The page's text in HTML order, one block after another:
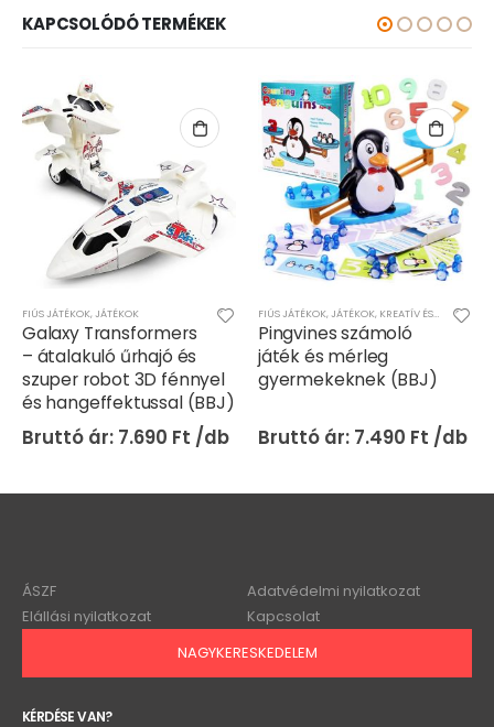
KAPCSOLÓDÓ TERMÉKEK
FIÚS JÁTÉKOK,JÁTÉKOK
Galaxy Transformers
– átalakuló űrhajó és
szuper robot 3D fénnyel
és hangeffektussal (BBJ)
7.690 Ft
FIÚS JÁTÉKOK,JÁTÉKOK, KREATÍV ÉS KÉSZSÉGFEJLESZTŐ JÁTÉKOK
Pingvines számoló
játék és mérleg
gyermekeknek (BBJ)
7.490 Ft
ÁSZF
Adatvédelmi nyilatkozat
Elállási nyilatkozat
Kapcsolat
NAGYKERESKEDELEM
KÉRDÉSE VAN?